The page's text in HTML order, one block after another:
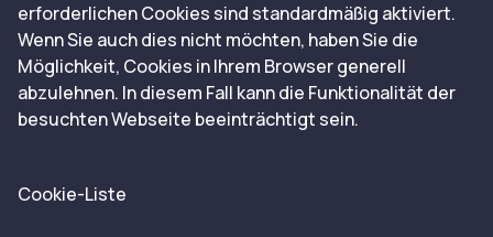
erforderlichen Cookies sind standardmäßig aktiviert.
Wenn Sie auch dies nicht möchten, haben Sie die
Möglichkeit, Cookies in Ihrem Browser generell
abzulehnen. In diesem Fall kann die Funktionalität der
besuchten Webseite beeinträchtigt sein.
Cookie-Liste